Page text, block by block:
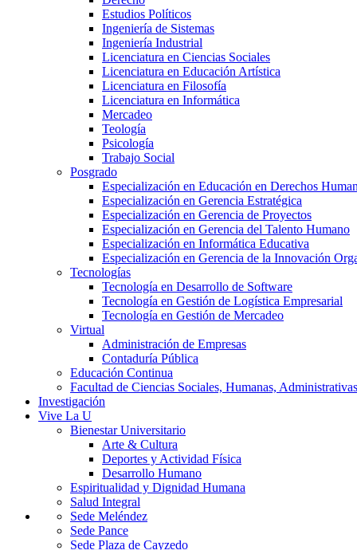
Estudios Políticos
Ingeniería de Sistemas
Ingeniería Industrial
Licenciatura en Ciencias Sociales
Licenciatura en Educación Artística
Licenciatura en Filosofía
Licenciatura en Informática
Mercadeo
Teología
Psicología
Trabajo Social
Posgrado
Especialización en Educación en Derechos
Especialización en Gerencia Estratégica
Especialización en Gerencia de Proyectos
Especialización en Gerencia del Talento Humano
Especialización en Informática Educativa
Especialización en Gerencia de la Innovación
Tecnologías
Tecnología en Desarrollo de Software
Tecnología en Gestión de Logística Empresarial
Tecnología en Gestión de Mercadeo
Virtual
Administración de Empresas
Contaduría Pública
Educación Continua
Facultad de Ciencias Sociales, Humanas,
Investigación
Vive La U
Bienestar Universitario
Arte & Cultura
Deportes y Actividad Física
Desarrollo Humano
Espiritualidad y Dignidad Humana
Salud Integral
Sede Meléndez
Sede Pance
Sede Plaza de Cayzedo